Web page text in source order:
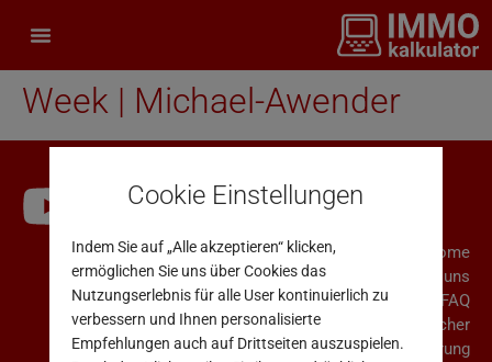
Week | Michael-Awender
Home
Über uns
FAQ
Rücktrittsrecht für Verbraucher
AGB & Datenschutzerklärung
Cookie Einstellungen
Indem Sie auf „Alle akzeptieren“ klicken,
ermöglichen Sie uns über Cookies das
Nutzungserlebnis für alle User kontinuierlich zu
verbessern und Ihnen personalisierte
Empfehlungen auch auf Drittseiten auszuspielen.